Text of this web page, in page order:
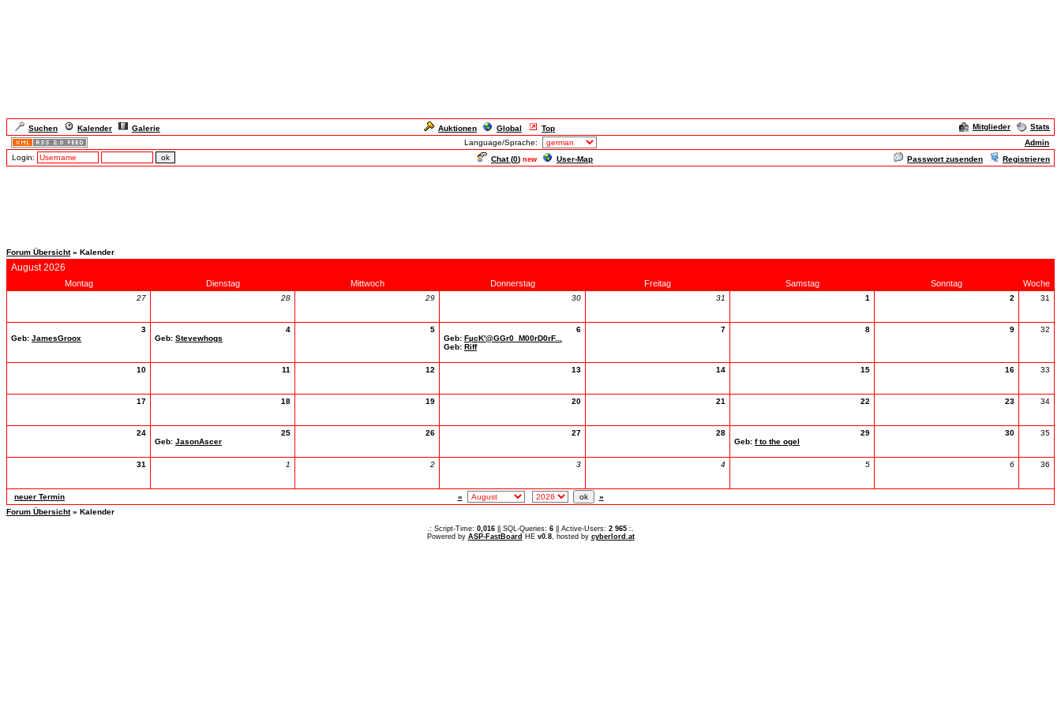
Suchen Kalender Galerie Auktionen Global Top Mitglieder
Stats
Language/Sprache:
Admin
Login:
Chat (0) new User-Map Passwort zusenden Registrieren
Forum Übersicht» Kalender
August 2026
Montag Dienstag Mittwoch Donnerstag Freitag Samstag Sonntag Woche
27 28 29 30 31 1 2 31
3
Geb: JamesGroox
4
Geb: Stevewhogs
5
6
Geb: FµcK'@GGr0_M00rD0rF...
Geb: Riff
7 8 9 32
10 11 12 13 14 15 16 33
17 18 19 20 21 22 23 34
24
25
Geb: JasonAscer
26 27 28
29
Geb: f to the ogel
30 35
31 1 2 3 4 5 6 36
neuer Termin «
»
Forum Übersicht» Kalender
.: Script-Time: 0,016 || SQL-Queries: 6 || Active-Users: 2 965 :.
Powered by ASP-FastBoard HE v0.8, hosted by cyberlord.at